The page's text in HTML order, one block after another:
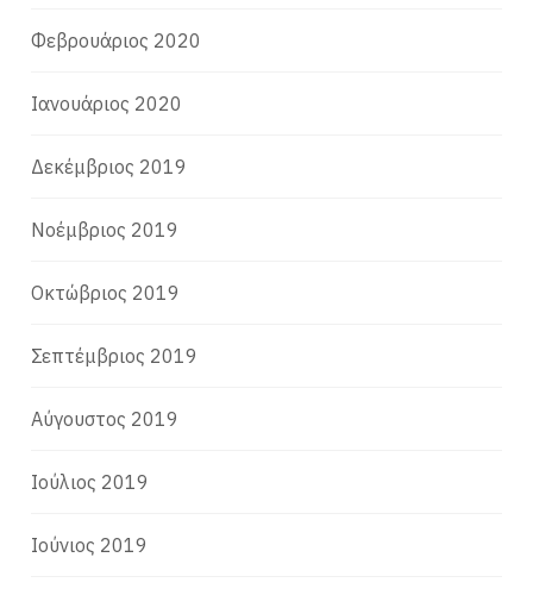
Φεβρουάριος 2020
Ιανουάριος 2020
Δεκέμβριος 2019
Νοέμβριος 2019
Οκτώβριος 2019
Σεπτέμβριος 2019
Αύγουστος 2019
Ιούλιος 2019
Ιούνιος 2019